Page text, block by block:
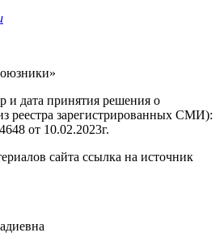
и дата принятия решения о
реестра зарегистрированных СМИ):
от 10.02.2023г.
сайта ссылка на источник